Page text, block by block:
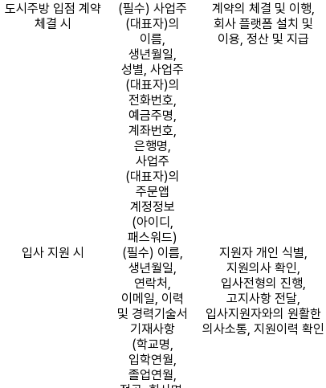
도시주방 입점 계약
체결 시
(필수) 사업주
(대표자)의
이름,
생년월일,
성별, 사업주
(대표자)의
전화번호,
예금주명,
계좌번호,
은행명,
사업주
(대표자)의
주문앱
계정정보
(아이디 ,
패스워드)
계약의 체결 및 이행,
회사 플랫폼 설치 및
이용, 정산 및 지급
입사 지원 시 (필수) 이름,
생년월일,
연락처 ,
이메일, 이력
및 경력기술서
기재사항
(학교명,
입학연월,
졸업연월,
지원자 개인 식별,
지원의사 확인,
입사전형의 진행,
고지사항 전달,
입사지원자와의 원활한
의사소통, 지원이력 확인